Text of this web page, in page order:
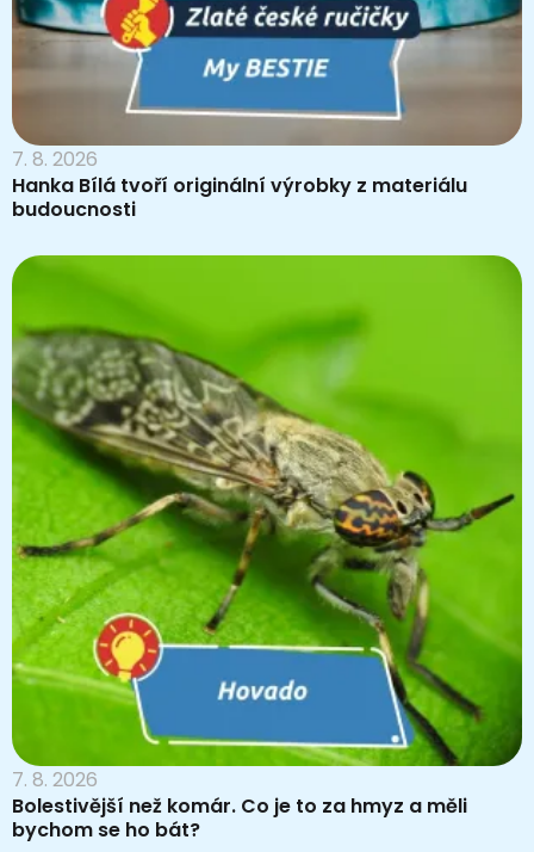
7. 8. 2026
Hanka Bílá tvoří originální výrobky z materiálu
budoucnosti
7. 8. 2026
Bolestivější než komár. Co je to za hmyz a měli
bychom se ho bát?